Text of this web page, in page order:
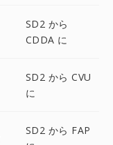
SD2 から
CDDA に
SD2 から CVU
に
SD2 から FAP